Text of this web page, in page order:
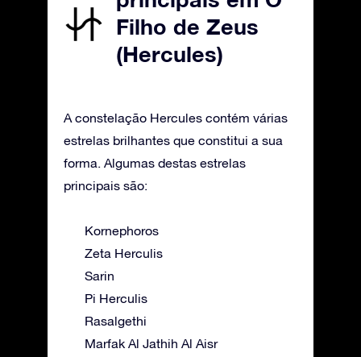
Filho de Zeus
(Hercules)
A constelação Hercules contém várias
estrelas brilhantes que constitui a sua
forma. Algumas destas estrelas
principais são:
Kornephoros
Zeta Herculis
Sarin
Pi Herculis
Rasalgethi
Marfak Al Jathih Al Aisr